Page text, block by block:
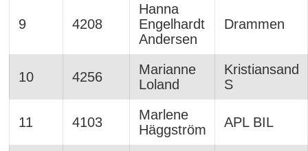
9 4208
Hanna
Engelhardt
Andersen
Drammen
10 4256
Marianne
Loland
Kristiansand
S
11 4103
Marlene
Häggström
APL BIL